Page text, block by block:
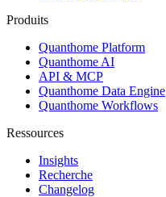
Produits
Quanthome Platform
Quanthome AI
API & MCP
Quanthome Data Engine
Quanthome Workflows
Ressources
Insights
Recherche
Changelog